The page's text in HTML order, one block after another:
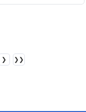
❯ ❯❯